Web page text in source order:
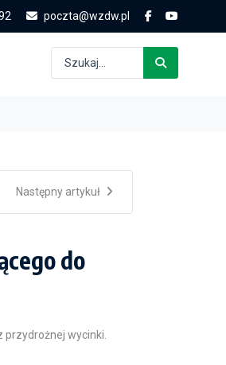
poczta@wzdw.pl
Następny artykuł
do
wycinki.